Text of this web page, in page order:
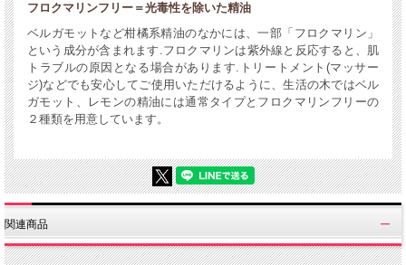
フロクマリンフリー＝光毒性を除いた精油
ベルガモットなど柑橘系精油のなかには、一部「フロクマリン」
という成分が含まれます.フロクマリンは紫外線と反応すると、肌
トラブルの原因となる場合があります.トリートメント(マッサー
ジ)などでも安心してご使用いただけるように、生活の木ではベル
ガモット、レモンの精油には通常タイプとフロクマリンフリーの
２種類を用意しています。
関連商品